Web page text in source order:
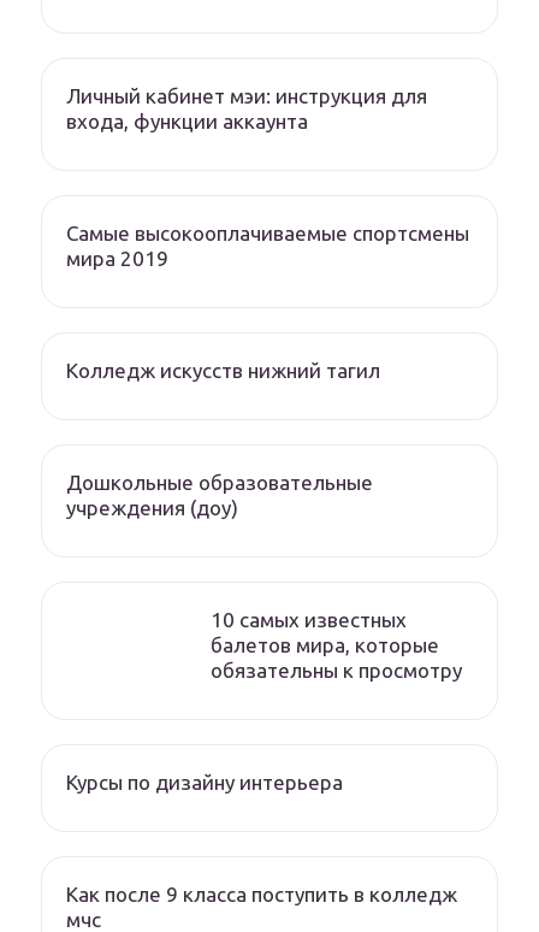
Личный кабинет мэи: инструкция для
входа, функции аккаунта
Самые высокооплачиваемые спортсмены
мира 2019
Колледж искусств нижний тагил
Дошкольные образовательные
учреждения (доу)
10 самых известных
балетов мира, которые
обязательны к просмотру
Курсы по дизайну интерьера
Как после 9 класса поступить в колледж
мчс